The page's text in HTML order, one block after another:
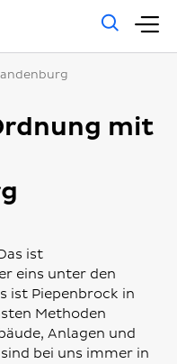
mit
ist
eins unter den
ist Piepenbrock in
Methoden
Anlagen und
bei uns immer in